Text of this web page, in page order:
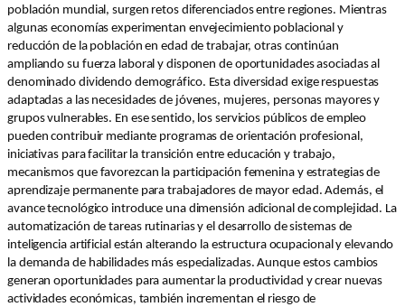
población mundial, surgen retos diferenciados entre regiones. Mientras
algunas economías experimentan envejecimiento poblacional y
reducción de la población en edad de trabajar, otras continúan
ampliando su fuerza laboral y disponen de oportunidades asociadas al
denominado dividendo demográfico. Esta diversidad exige respuestas
adaptadas a las necesidades de jóvenes, mujeres, personas mayores y
grupos vulnerables. En ese sentido, los servicios públicos de empleo
pueden contribuir mediante programas de orientación profesional,
iniciativas para facilitar la transición entre educación y trabajo,
mecanismos que favorezcan la participación femenina y estrategias de
aprendizaje permanente para trabajadores de mayor edad. Además, el
avance tecnológico introduce una dimensión adicional de complejidad. La
automatización de tareas rutinarias y el desarrollo de sistemas de
inteligencia artificial están alterando la estructura ocupacional y elevando
la demanda de habilidades más especializadas. Aunque estos cambios
generan oportunidades para aumentar la productividad y crear nuevas
actividades económicas, también incrementan el riesgo de